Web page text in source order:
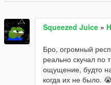
Squeezed Juice »
Бро, огромный
реально скучал
ощущение, будто
когда их не было.